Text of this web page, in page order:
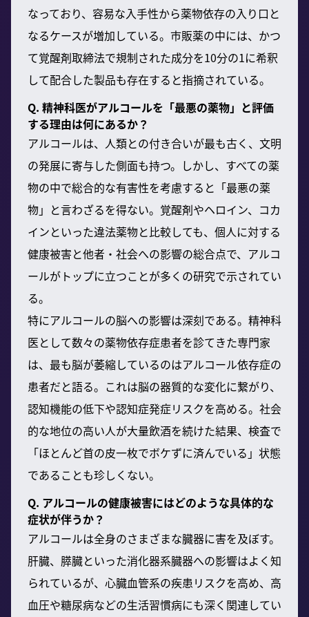
なっており、容易な入手性から薬物依存の入り口と
なるケースが増加している。市販薬の中には、かつ
て覚醒剤取締法で規制された成分を10分の1に希釈
して配合した製品も存在すると指摘されている。
Q. 精神科医がアルコールを「最悪の薬物」と評価
する理由は何にあるか？
アルコールは、人類との付き合いが最も古く、文明
の発展に寄与した側面も持つ。しかし、すべての薬
物の中で総合的な有害性を考慮すると「最悪の薬
物」と言わざるを得ない。覚醒剤やヘロイン、コカ
インといった違法薬物と比較しても、個人に対する
健康被害と他者・社会への影響の総合点で、アルコ
ールがトップに立つことが多くの研究で示されてい
る。
特にアルコールの脳への影響は深刻である。精神科
医として数々の薬物依存症患者を診てきた専門家
は、最も脳が萎縮しているのはアルコール依存症の
患者だと語る。これは脳の器質的な変化に繋がり、
認知機能の低下や認知症発症リスクを高める。社会
的な地位の高い人が大量飲酒を続けた結果、検査で
「ほとんど首の皮一枚でボケずに済んでいる」状態
であることも珍しくない。
Q. アルコールの健康被害にはどのような具体的な
症状が伴うか？
アルコールは全身のさまざまな臓器に害を及ぼす。
肝臓、膵臓といった消化器系臓器への影響はよく知
られているが、心臓血管系の疾患リスクを高め、高
血圧や糖尿病などの生活習慣病にも深く関連してい